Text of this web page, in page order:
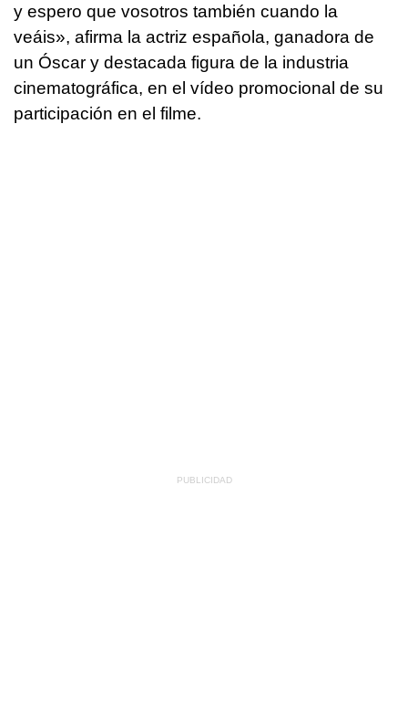
y espero que vosotros también cuando la
veáis», afirma la actriz española, ganadora de
un Óscar y destacada figura de la industria
cinematográfica, en el vídeo promocional de su
participación en el filme.